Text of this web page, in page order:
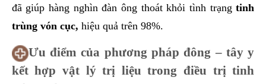
đã giúp hàng nghìn đàn ông thoát khỏi tình trạngtinh
trùng vón cục, hiệu quả trên 98%.
Ưu điểm của phương pháp đông – tây y
kết hợp vật lý trị liệu trong điều trị tinh